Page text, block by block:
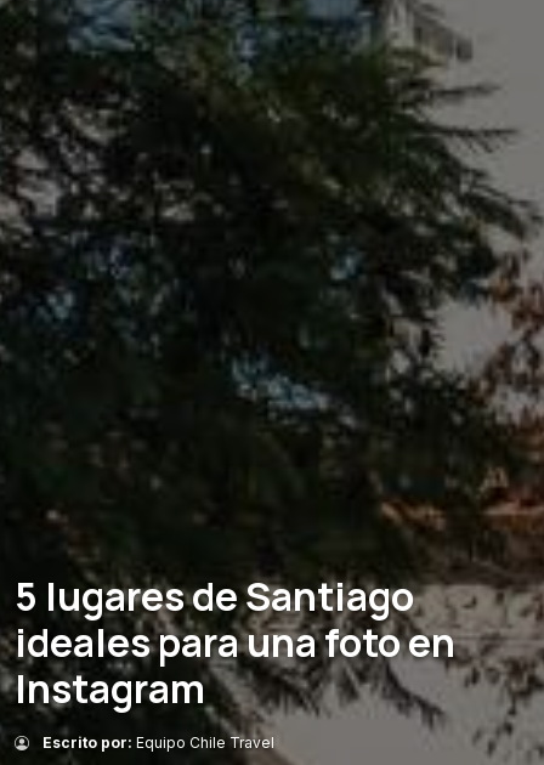
5 lugares de Santiago
ideales para una foto en
Instagram
Escrito por: Equipo Chile Travel